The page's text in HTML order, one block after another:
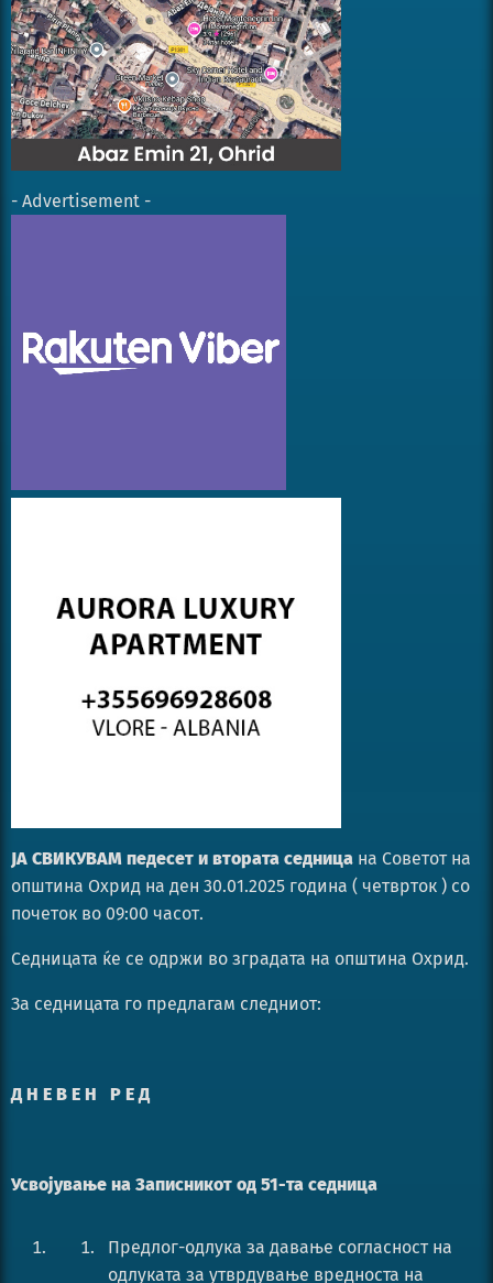
- Advertisement -
ЈА СВИКУВАМ педесет и втората седница на Советот на
општина Охрид на ден 30.01.2025 година ( четврток ) со
почеток во 09:00 часот.
Седницата ќе се одржи во зградата на општина Охрид.
За седницата го предлагам следниот:
Д Н Е В Е Н Р Е Д
Усвојување на Записникот од 51-та седница
Предлог-одлука за давање согласност на
одлуката за утврдување вредноста на